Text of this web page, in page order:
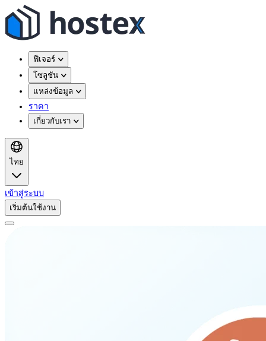
ฟีเจอร์
โซลูชัน
แหล่งข้อมูล
ราคา
เกี่ยวกับเรา
ไทย
เข้าสู่ระบบ
เริ่มต้นใช้งาน